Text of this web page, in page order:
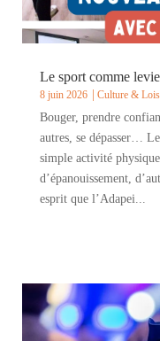
Le sport comme
8 juin 2026 Culture &
Bouger, prendre
autres, se dépasser…
simple activité
d’épanouissement,
esprit que l’Adapei...